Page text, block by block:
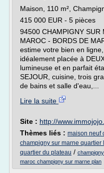
Maison, 110 m²,
415 000 EUR - 5 pièces
94500 CHAMPIGNY SUR
MAROC - BORDS DE
estime votre bien en
idéalement placée à
lumineuse et en parfait
SEJOUR, cuisine, trois
de bains et salle d'eau,...
Lire la suite
Site : http://
Thèmes liés : maison neuf
champigny sur marne quartier
quartier du plateau /
maroc champigny sur marne plan